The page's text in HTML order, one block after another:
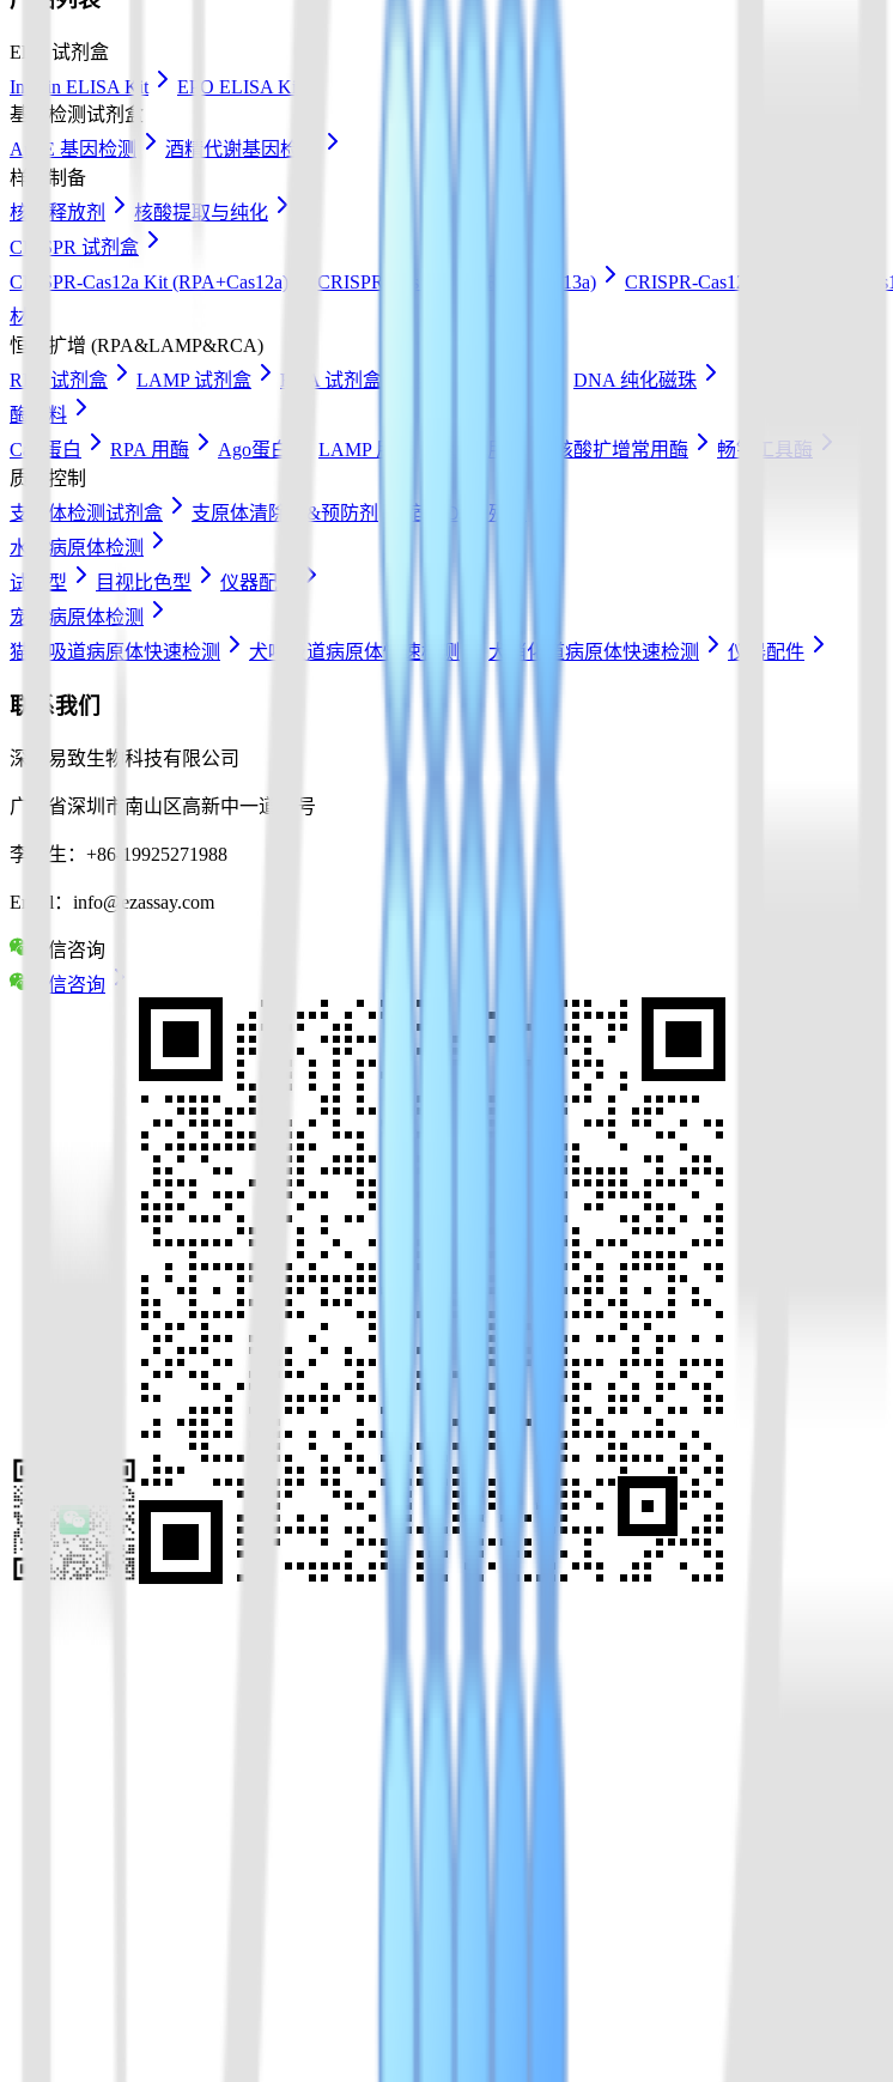
Elisa 试剂盒
Insulin ELISA Kit
EPO ELISA Kit
基因检测试剂盒
ApoE 基因检测
酒精代谢基因检测
样本制备
核酸释放剂
核酸提取与纯化
CRISPR 试剂盒
CRISPR-Cas12a Kit (RPA+Cas12a)
CRISPR-Cas13a Kit (RPA+Cas13a) CRISPR-Cas12b Kit
材
恒温扩增 (RPA&LAMP&RCA)
RPA 试剂盒
LAMP 试剂盒 RCA 试剂盒
DNA 纯化磁珠
酶原料
Cas 蛋白
RPA 用酶 Ago蛋白 LAMP 用酶 核酸扩增常用酶
畅销工具酶
质量控制
支原体检测试剂盒
支原体清除剂&预防剂
宿主DNA残留
水产病原体检测
试纸型
目视比色型
仪器配件
宠物病原体检测
猫呼吸道病原体快速检测
犬呼吸道病原体快速检测 犬消化道病原体快速检测 仪器配件
联系我们
深圳易致生物科技有限公司
广东省深圳市南山区高新中一道10号
李先生：+86-19925271988
Email：info@ezassay.com
微信咨询
微信咨询